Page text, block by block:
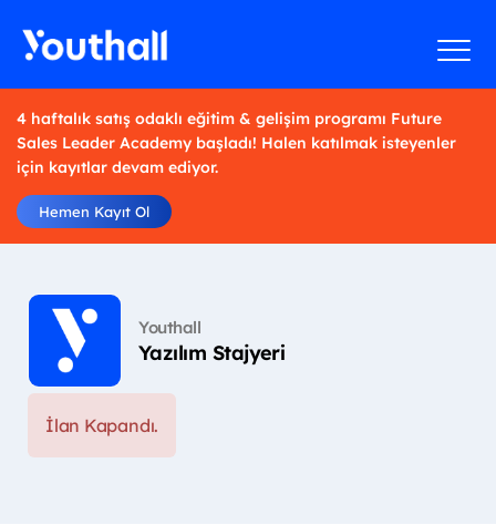
4 haftalık satış odaklı eğitim & gelişim programı Future
Sales Leader Academy başladı! Halen katılmak isteyenler
için kayıtlar devam ediyor.
Hemen Kayıt Ol
Youthall
Yazılım Stajyeri
İlan Kapandı.